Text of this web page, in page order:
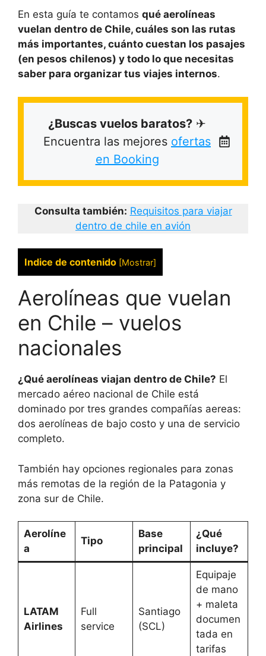
En esta guía te contamos qué aerolíneas
vuelan dentro de Chile, cuáles son las rutas
más importantes, cuánto cuestan los pasajes
(en pesos chilenos) y todo lo que necesitas
saber para organizar tus viajes internos.
¿Buscas vuelos baratos? ✈
Encuentra las mejores ofertas
en Booking
Consulta también: Requisitos para viajar
dentro de chile en avión
Indice de contenido [Mostrar]
Aerolíneas que vuelan
en Chile – vuelos
nacionales
¿Qué aerolíneas viajan dentro de Chile? El
mercado aéreo nacional de Chile está
dominado por tres grandes compañías aereas:
dos aerolíneas de bajo costo y una de servicio
completo.
También hay opciones regionales para zonas
más remotas de la región de la Patagonia y
zona sur de Chile.
Aerolíne
a
Tipo
Base
principal
¿Qué
incluye?
LATAM
Airlines
Full
service
Santiago
(SCL)
Equipaje
de mano
+ maleta
documen
tada en
tarifas